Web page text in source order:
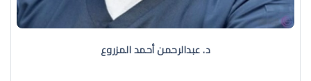
د. عبدالرحمن أحمد المزروع